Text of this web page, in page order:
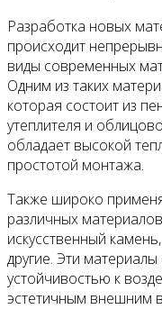
Разработка новых
происходит
виды современных
Одним из таких
которая состоит из
утеплителя и
обладает высокой
простотой монтажа.
Также широко
различных
искусственный
другие. Эти
устойчивостью к
эстетичным внешним